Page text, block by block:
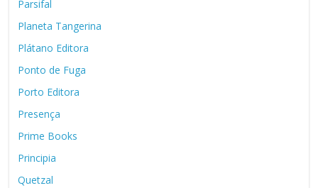
Parsifal
Planeta Tangerina
Plátano Editora
Ponto de Fuga
Porto Editora
Presença
Prime Books
Principia
Quetzal